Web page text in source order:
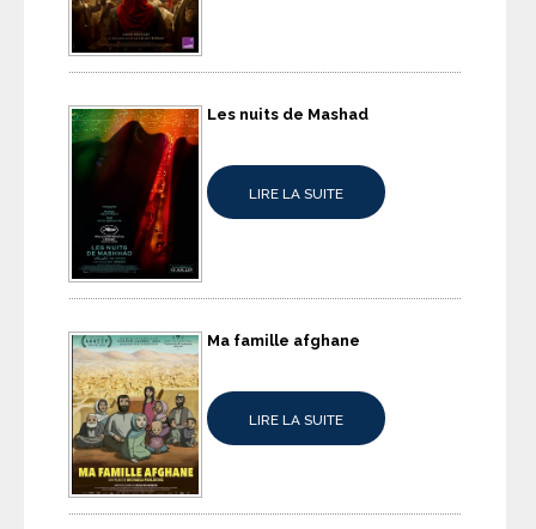
Les nuits de Mashad
LIRE LA SUITE
Ma famille afghane
LIRE LA SUITE